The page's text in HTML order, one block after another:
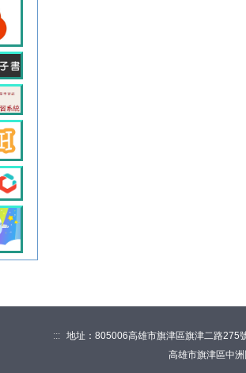
::: 地址：805006高雄市旗津區旗津二路
高雄市旗津區中